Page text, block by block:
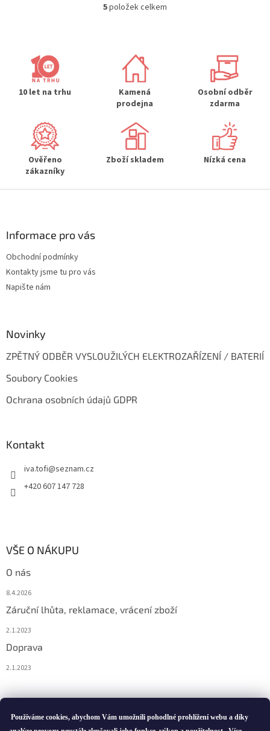
Používáme cookies, abychom Vám umožnili pohodlné prohlížení webu a díky
O
d
c
í
p
v
k
y
v
5položek celkem
10 let na trhu
Kamená
prodejna
Osobní odběr
zdarma
Ověřeno
zákazníky
Zboží skladem Nízká cena
Informace pro vás
Obchodní podmínky
Kontakty jsme tu pro vás
Napište nám
Novinky
ZPĚTNÝ ODBĚR VYSLOUŽILÝCH ELEKTROZAŘÍZENÍ / BATERIÍ
Soubory Cookies
Ochrana osobních údajů GDPR
Kontakt
iva.tofi@seznam.cz
+420 607 147 728
VŠE O NÁKUPU
O nás
8.4.2026
Záruční lhůta, reklamace, vrácení zboží
2.1.2023
Doprava
2.1.2023
Vytvořil Shoptet